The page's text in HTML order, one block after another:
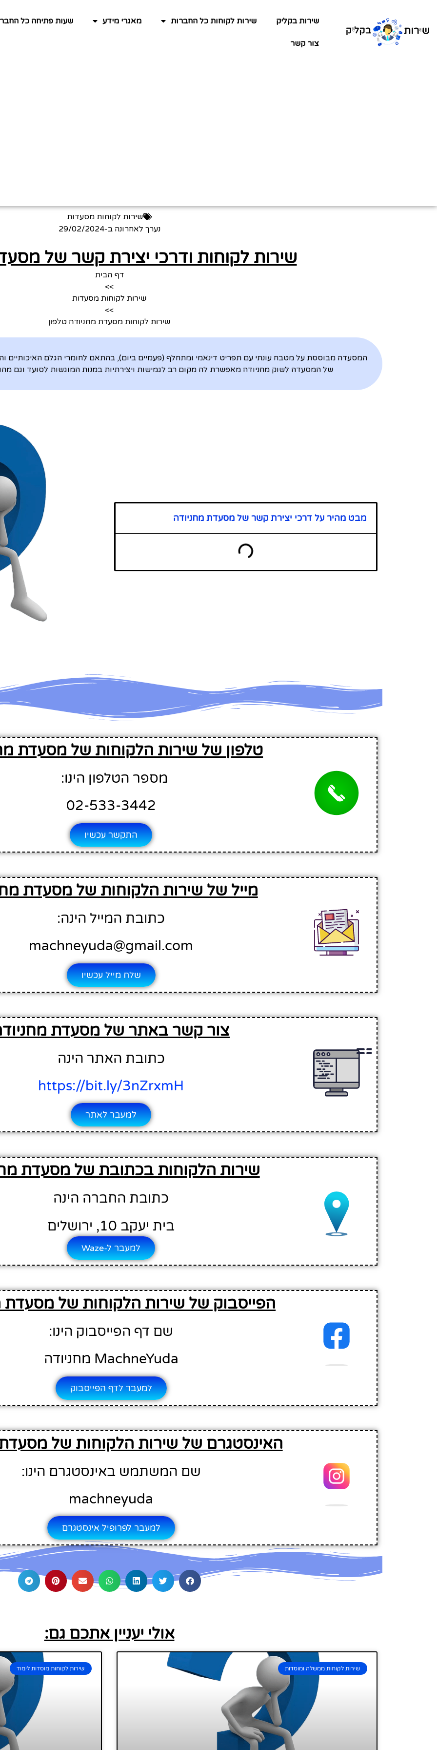
שירות בקליק שירות לקוחות כל החברות מאגרי מידע שעות פתיחה כל
צור קשר
שירות לקוחות מסעדות
נערך לאחרונה ב-29/02/2024
שירות לקוחות ודרכי יצירת קשר של
דף הבית
>>
שירות לקוחות מסעדות
>>
שירות לקוחות מסעדת מחניודה טלפון
המסעדה מבוססת על מטבח עונתי עם תפריט דינאמי ומתחלף (פעמיים ביום), בהתאם לחומרי הגלם האיכותיים
של המסעדה לשוק מחניודה מאפשרת לה מקום רב לגמישות ויצירתיות במנות המוגשות לסועד וגם
מבט מהיר על דרכי יצירת קשר של מסעדת מחניודה
טלפון של שירות הלקוחות של מסעדת
מספר הטלפון הינו:
02-533-3442
התקשר עכשיו
מייל של שירות הלקוחות של מסעדת
כתובת המייל הינה:
machneyuda@gmail.com
שלח מייל עכשיו
צור קשר באתר של מסעדת
כתובת האתר הינה
https://bit.ly/3nZrxmH
למעבר לאתר
שירות הלקוחות בכתובת של מסעדת
כתובת החברה הינה
בית יעקב 10, ירושלים
למעבר ל-Waze
הפייסבוק של שירות הלקוחות של מסעדת
שם דף הפייסבוק הינו:
MachneYuda מחניודה
למעבר לדף הפייסבוק
האינסטגרם של שירות הלקוחות של
שם המשתמש באינסטגרם הינו:
machneyuda
למעבר לפרופיל אינסטגרם
אולי יעניין אתכם גם:
שירות לקוחות ממשלה ומוסדות שירות לקוחות מוסדות לימוד